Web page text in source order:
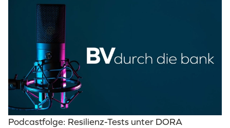
Podcastfolge: Resilienz-Tests unter DORA